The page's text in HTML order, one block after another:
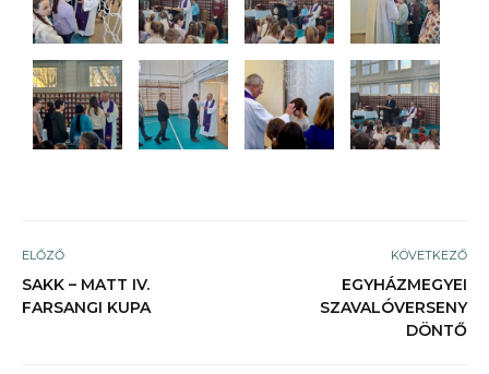
ELŐZŐ
SAKK – MATT IV.
FARSANGI KUPA
KÖVETKEZŐ
EGYHÁZMEGYEI
SZAVALÓVERSENY
DÖNTŐ